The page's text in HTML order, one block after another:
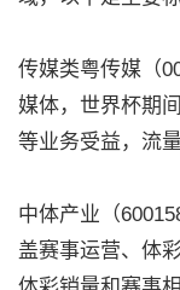
传媒类粤传媒（
媒体，世界杯期
等业务受益，流
中体产业（
盖赛事运营、体